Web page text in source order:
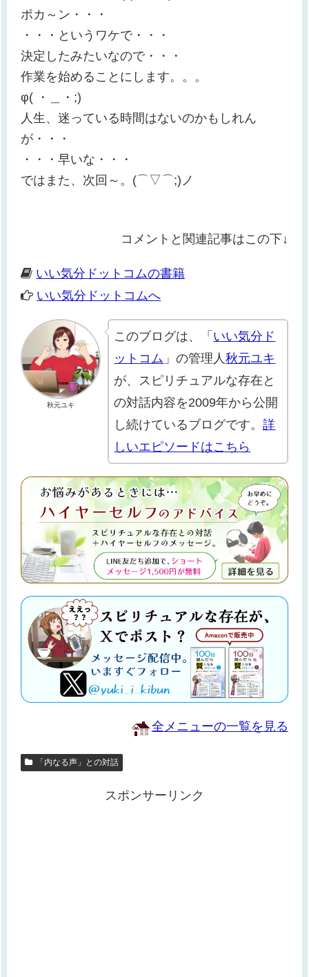
ポカ～ン・・・
・・・というワケで・・・
決定したみたいなので・・・
作業を始めることにします。。。
φ( ・＿・;)
人生、迷っている時間はないのかもしれん
が・・・
・・・早いな・・・
ではまた、次回～。(⌒▽⌒;)ノ
コメントと関連記事はこの下↓
いい気分ドットコムの書籍
いい気分ドットコムへ
秋元ユキ
このブログは、「 いい気分ド
ットコム 」の管理人秋元ユキ
が、スピリチュアルな存在と
の対話内容を2009年から公開
し続けているブログです。詳
しいエピソードはこちら
全メニューの一覧を見る
「内なる声」との対話
スポンサーリンク